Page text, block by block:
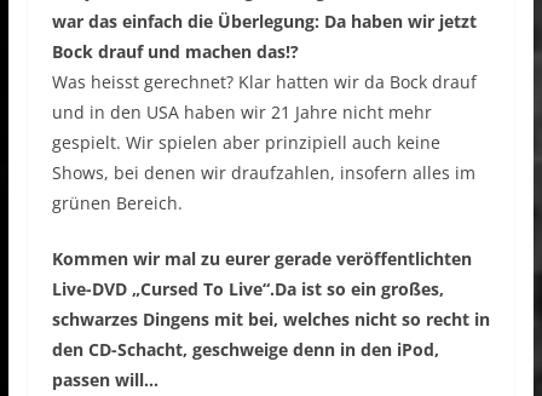
war das einfach die Überlegung: Da haben wir jetzt
Bock drauf und machen das!?
Was heisst gerechnet? Klar hatten wir da Bock drauf
und in den USA haben wir 21 Jahre nicht mehr
gespielt. Wir spielen aber prinzipiell auch keine
Shows, bei denen wir draufzahlen, insofern alles im
grünen Bereich.
Kommen wir mal zu eurer gerade veröffentlichten
Live-DVD „Cursed To Live“.Da ist so ein großes,
schwarzes Dingens mit bei, welches nicht so recht in
den CD-Schacht, geschweige denn in den iPod,
passen will…